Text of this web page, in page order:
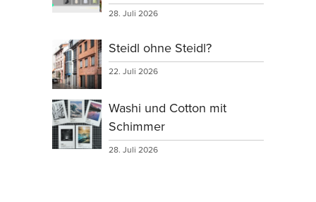
28. Juli 2026
Steidl ohne Steidl?
22. Juli 2026
Washi und Cotton mit
Schimmer
28. Juli 2026